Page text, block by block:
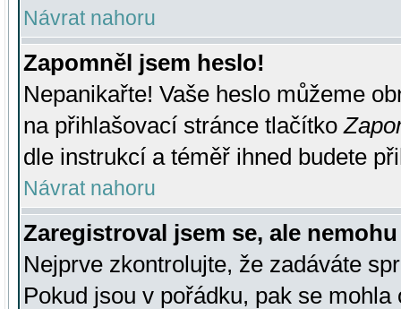
Návrat nahoru
Zapomněl jsem heslo!
Nepanikařte! Vaše heslo můžeme
na přihlašovací stránce tlačítko
dle instrukcí a téměř ihned budete
Návrat nahoru
Zaregistroval jsem se, ale
Nejprve zkontrolujte, že zadáváte
Pokud jsou v pořádku, pak se